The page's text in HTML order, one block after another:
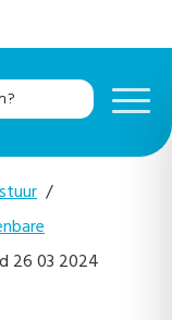
/
26 03 2024